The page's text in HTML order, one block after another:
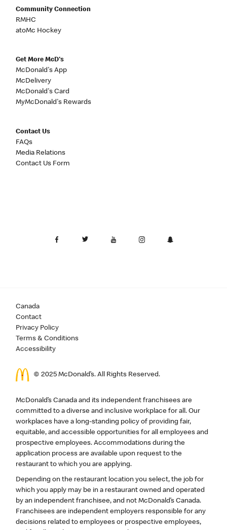
Community Connection
RMHC
atoMc Hockey
Get More McD's
McDonald's App
McDelivery
McDonald's Card
MyMcDonald's Rewards
Contact Us
FAQs
Media Relations
Contact Us Form
Canada
Contact
Privacy Policy
Terms & Conditions
Accessibility
© 2025 McDonald’s. All Rights Reserved.
McDonald’s Canada and its independent franchisees are
committed to a diverse and inclusive workplace for all. Our
workplaces have a long-standing policy of providing fair,
equitable, and accessible opportunities for all employees and
prospective employees. Accommodations during the
application process are available upon request to the
restaurant to which you are applying.
Depending on the restaurant location you select, the job for
which you apply may be in a restaurant owned and operated
by an independent franchisee, and not McDonald’s Canada.
Franchisees are independent employers responsible for any
decisions related to employees or prospective employees,